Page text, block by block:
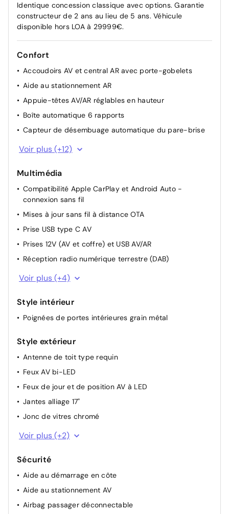
Identique concession classique avec options. Garantie
constructeur de 2 ans au lieu de 5 ans. Véhicule
disponible hors LOA à 29999€.
Confort
Accoudoirs AV et central AR avec porte-gobelets
Aide au stationnement AR
Appuie-têtes AV/AR réglables en hauteur
Boîte automatique 6 rapports
Capteur de désembuage automatique du pare-brise
Climatisation automatique bi-zone avec désembuage
automatique
Console centrale avec bac de rangement sous
Drive Mode
Pare-brise avec film acoustique
Poches aumonières au dos des sièges AV
Rétroviseurs électriques dégivrants, rabattables
Rétroviseurs extérieurs ton carrosserie
Sièges AR inclinables
Vitres AV électriques séquentielles
Volant réglable en hauteur et en profondeur
Voir plus (+12)
Multimédia
Compatibilité Apple CarPlay et Android Auto -
connexion sans fil
Mises à jour sans fil à distance OTA
Prise USB type C AV
Prises 12V (AV et coffre) et USB AV/AR
Réception radio numérique terrestre (DAB)
Services connectés BlueLink
Système de navigation Europe avec programme de
mise à jour de la cartographie
avec reconnaissance vocale en ligne
Voir plus (+4)
Style intérieur
Poignées de portes intérieures grain métal
Style extérieur
Antenne de toit type requin
Feux AV bi-LED
Feux de jour et de position AV à LED
Jantes alliage 17"
Jonc de vitres chromé
Poignées de portes extérieures ton carroserie
Voir plus (+2)
Sécurité
Aide au démarrage en côte
Aide au stationnement AV
Airbag passager déconnectable